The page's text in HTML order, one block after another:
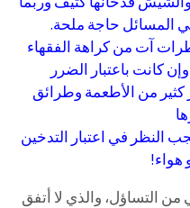
المسائل حاجة ملحة.
آت من كراهة الفقهاء
كانت باعتبار الضرر
كثير من الأطعمة وطرائق
النظر في اعتبار التدخين
هواء!
التساؤل، والذي لا أتفق